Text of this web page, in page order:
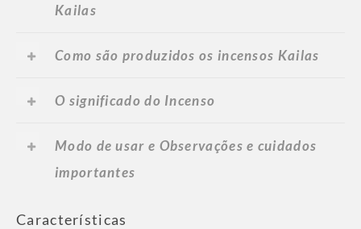
Kailas
Como são produzidos os incensos Kailas
O significado do Incenso
Modo de usar e Observações e cuidados
importantes
Características